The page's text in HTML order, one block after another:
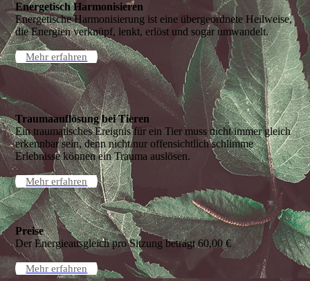
Energetisch Harmonisieren
Energetische Harmonisierung ist eine übergeordnete Heilweise,
die Energien verknüpf, lenkt, erlöst und sogar umwandelt.
Mehr erfahren
Traumaauflösung bei Tieren
Ein traumatisches Ereignis für ein Tier muss nicht immer gleich
erkennbar sein, denn nicht nur offensichtlich schlimme
Erlebnisse können ein Trauma auslösen.
Mehr erfahren
Preise
Der Energieausgleich pro Sitzung beträgt 60,00 €
Mehr erfahren